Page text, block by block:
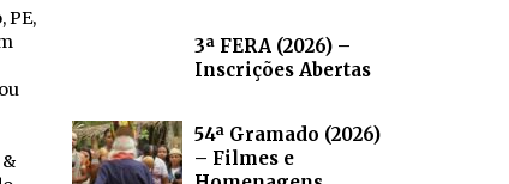
PE,
3ª FERA (2026) –
Inscrições Abertas
54ª Gramado (2026)
– Filmes e